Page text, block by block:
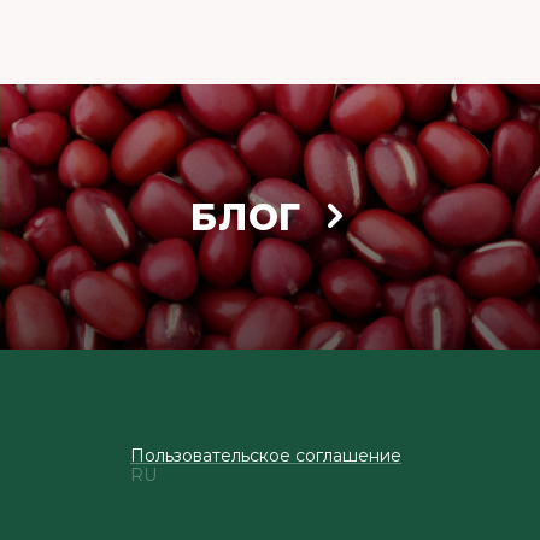
БЛОГ
Пользовательское соглашение
RU